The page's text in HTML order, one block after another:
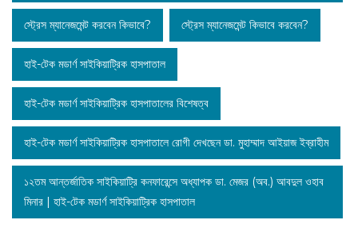
স্ট্রেস ম্যানেজমেন্ট করবেন কিভাবে? স্ট্রেস ম্যানেজমেন্ট কিভাবে করবেন?
হাই-টেক মডার্ণ সাইকিয়াট্রিক হাসপাতাল
হাই-টেক মডার্ণ সাইকিয়াট্রিক হাসপাতালের বিশেষত্ব
হাই-টেক মডার্ণ সাইকিয়াট্রিক হাসপাতালে রোগী দেখছেন ডা. মুহাম্মাদ আইয়াজ ইব্রাহীম
১২তম আন্তর্জাতিক সাইকিয়াট্রি কনফারেন্সে অধ্যাপক ডা. মেজর (অব.) আবদুল ওহাব
মিনার | হাই-টেক মডার্ণ সাইকিয়াট্রিক হাসপাতাল